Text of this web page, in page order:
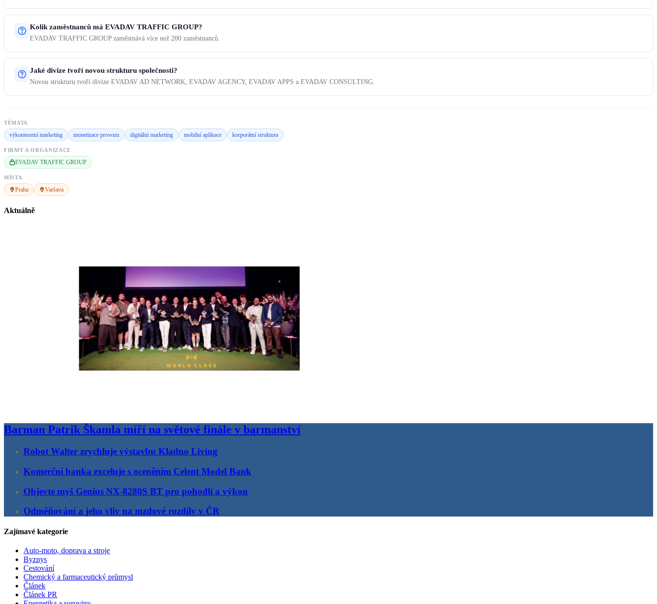
Kolik zaměstnanců má EVADAV TRAFFIC GROUP?
EVADAV TRAFFIC GROUP zaměstnává více než 200 zaměstnanců.
Jaké divize tvoří novou strukturu společnosti?
Novou strukturu tvoří divize EVADAV AD NETWORK, EVADAV AGENCY, EVADAV APPS a EVADAV CONSULTING.
TÉMATA
výkonnostní marketing monetizace provozu digitální marketing mobilní aplikace korporátní struktura
FIRMY A ORGANIZACE
EVADAV TRAFFIC GROUP
MÍSTA
Praha Varšava
Aktuálně
Barman Patrik Škamla míří na světové finále v barmanství
Robot Walter zrychluje výstavbu Kladno Living
Komerční banka exceluje s oceněním Celent Model Bank
Objevte myš Genius NX-8280S BT pro pohodlí a výkon
Odměňování a jeho vliv na mzdové rozdíly v ČR
Zajímavé kategorie
Auto-moto, doprava a stroje
Byznys
Cestování
Chemický a farmaceutický průmysl
Článek
Článek PR